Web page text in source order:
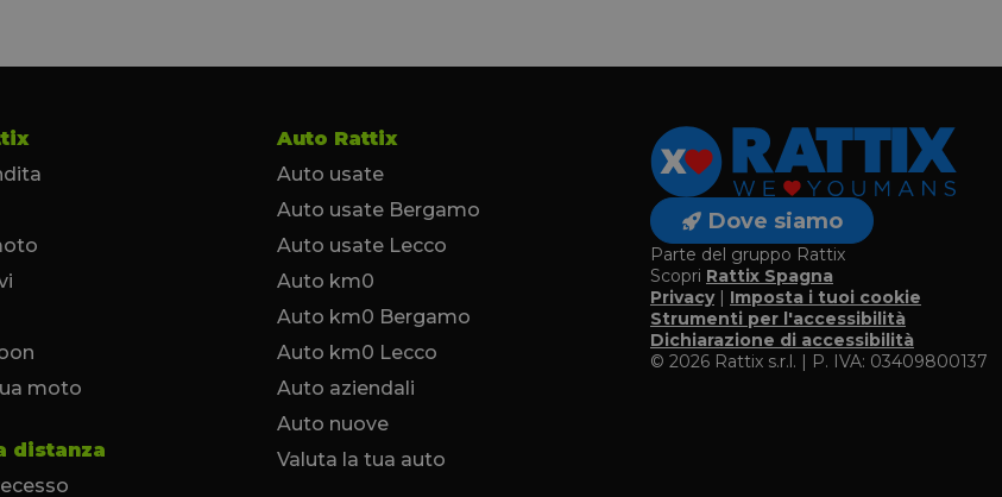
moto
distanza
Auto Rattix
Auto usate
Auto usate Bergamo
Auto usate Lecco
Auto km0
Auto km0 Bergamo
Auto km0 Lecco
Auto aziendali
Auto nuove
Valuta la tua auto
Dove siamo
Parte del gruppo Rattix
Scopri Rattix Spagna
Privacy| Imposta i tuoi cookie
Strumenti per l'accessibilità
Dichiarazione di accessibilità
© 2026 Rattix s.r.l. | P. IVA: 03409800137